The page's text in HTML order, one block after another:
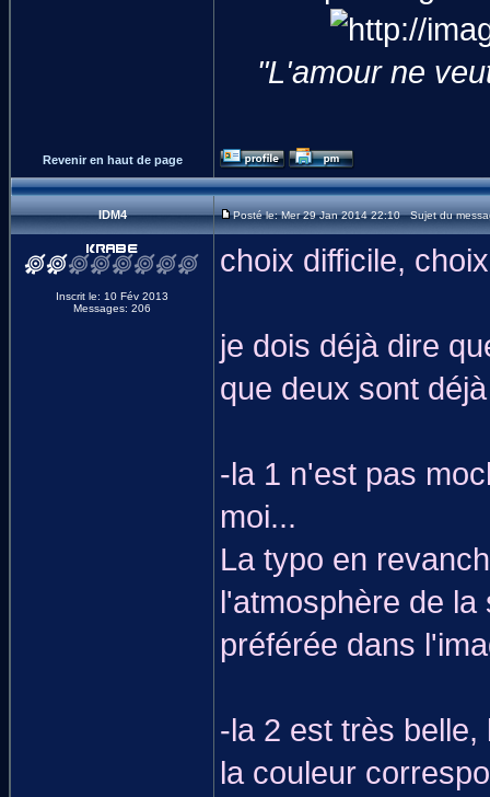
"L'amour ne
Revenir en haut de page
IDM4 Posté le: Mer 29 Jan 2014 22:10 Sujet du
Inscrit le: 10 Fév 2013
Messages: 206
choix difficile,
je dois déjà dire
que deux sont
-la 1 n'est pas
moi...
La typo en
l'atmosphère de
préférée dans
-la 2 est très
la couleur